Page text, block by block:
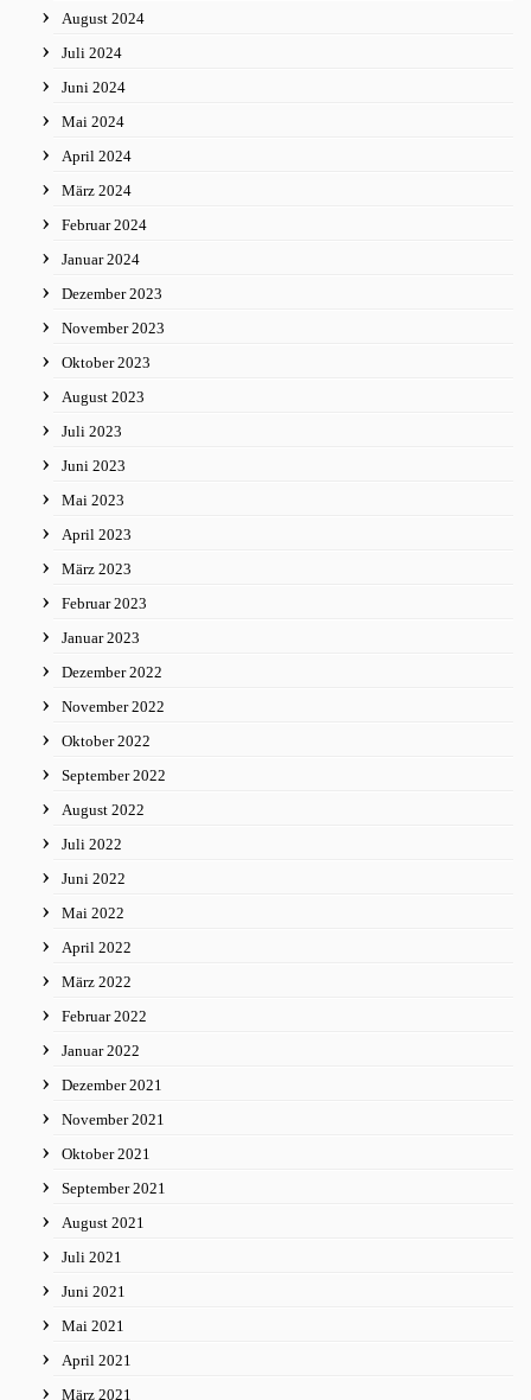
August 2024
Juli 2024
Juni 2024
Mai 2024
April 2024
März 2024
Februar 2024
Januar 2024
Dezember 2023
November 2023
Oktober 2023
August 2023
Juli 2023
Juni 2023
Mai 2023
April 2023
März 2023
Februar 2023
Januar 2023
Dezember 2022
November 2022
Oktober 2022
September 2022
August 2022
Juli 2022
Juni 2022
Mai 2022
April 2022
März 2022
Februar 2022
Januar 2022
Dezember 2021
November 2021
Oktober 2021
September 2021
August 2021
Juli 2021
Juni 2021
Mai 2021
April 2021
März 2021